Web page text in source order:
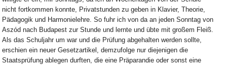
nicht fortkommen konnte, Privatstunden zu geben in Klavier, Theorie,
Pädagogik und Harmonielehre. So fuhr ich von da an jeden Sonntag von
Aszód nach Budapest zur Stunde und lernte und übte mit großem Fleiß.
Als das Schuljahr um war und die Prüfung abgehalten werden sollte,
erschien ein neuer Gesetzartikel, demzufolge nur diejenigen die
Staatsprüfung ablegen durften, die eine Präparandie oder sonst eine